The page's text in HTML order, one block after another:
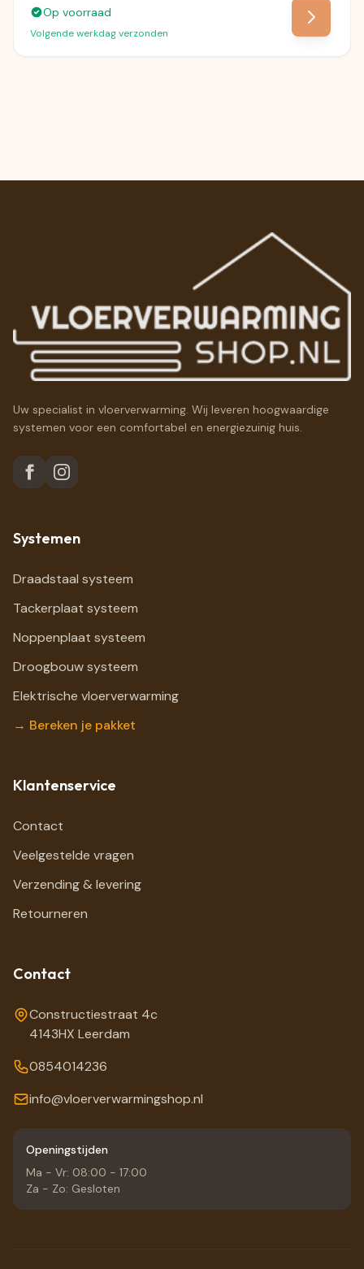
Op voorraad
Volgende werkdag verzonden
Uw specialist in vloerverwarming. Wij leveren hoogwaardige
systemen voor een comfortabel en energiezuinig huis.
Systemen
Draadstaal systeem
Tackerplaat systeem
Noppenplaat systeem
Droogbouw systeem
Elektrische vloerverwarming
→ Bereken je pakket
Klantenservice
Contact
Veelgestelde vragen
Verzending & levering
Retourneren
Contact
Constructiestraat 4c
4143HX Leerdam
0854014236
info@vloerverwarmingshop.nl
Openingstijden
Ma - Vr: 08:00 - 17:00
Za - Zo: Gesloten